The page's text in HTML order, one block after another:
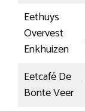
Eethuys
Overvest
Enkhuizen
Eetcafé De
Bonte Veer